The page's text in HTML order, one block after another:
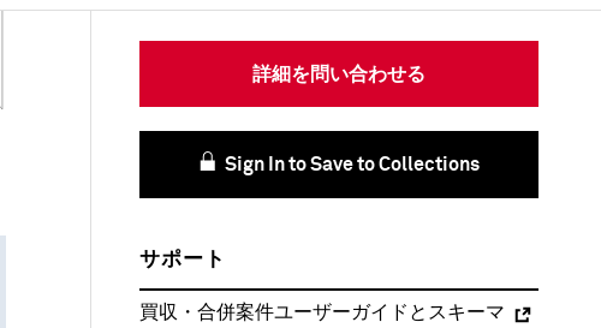
詳細を問い合わせる
Sign In to Save to Collections
サポート
買収・合併案件ユーザーガイドとスキーマ